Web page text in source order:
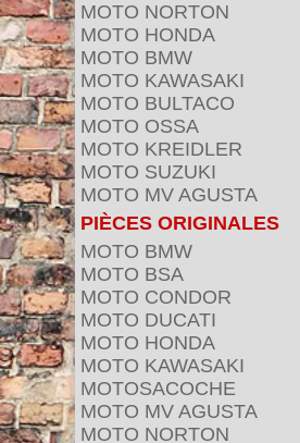
MOTO NORTON
MOTO HONDA
MOTO BMW
MOTO KAWASAKI
MOTO BULTACO
MOTO OSSA
MOTO KREIDLER
MOTO SUZUKI
MOTO MV AGUSTA
PIÈCES ORIGINALES
MOTO BMW
MOTO BSA
MOTO CONDOR
MOTO DUCATI
MOTO HONDA
MOTO KAWASAKI
MOTOSACOCHE
MOTO MV AGUSTA
MOTO NORTON